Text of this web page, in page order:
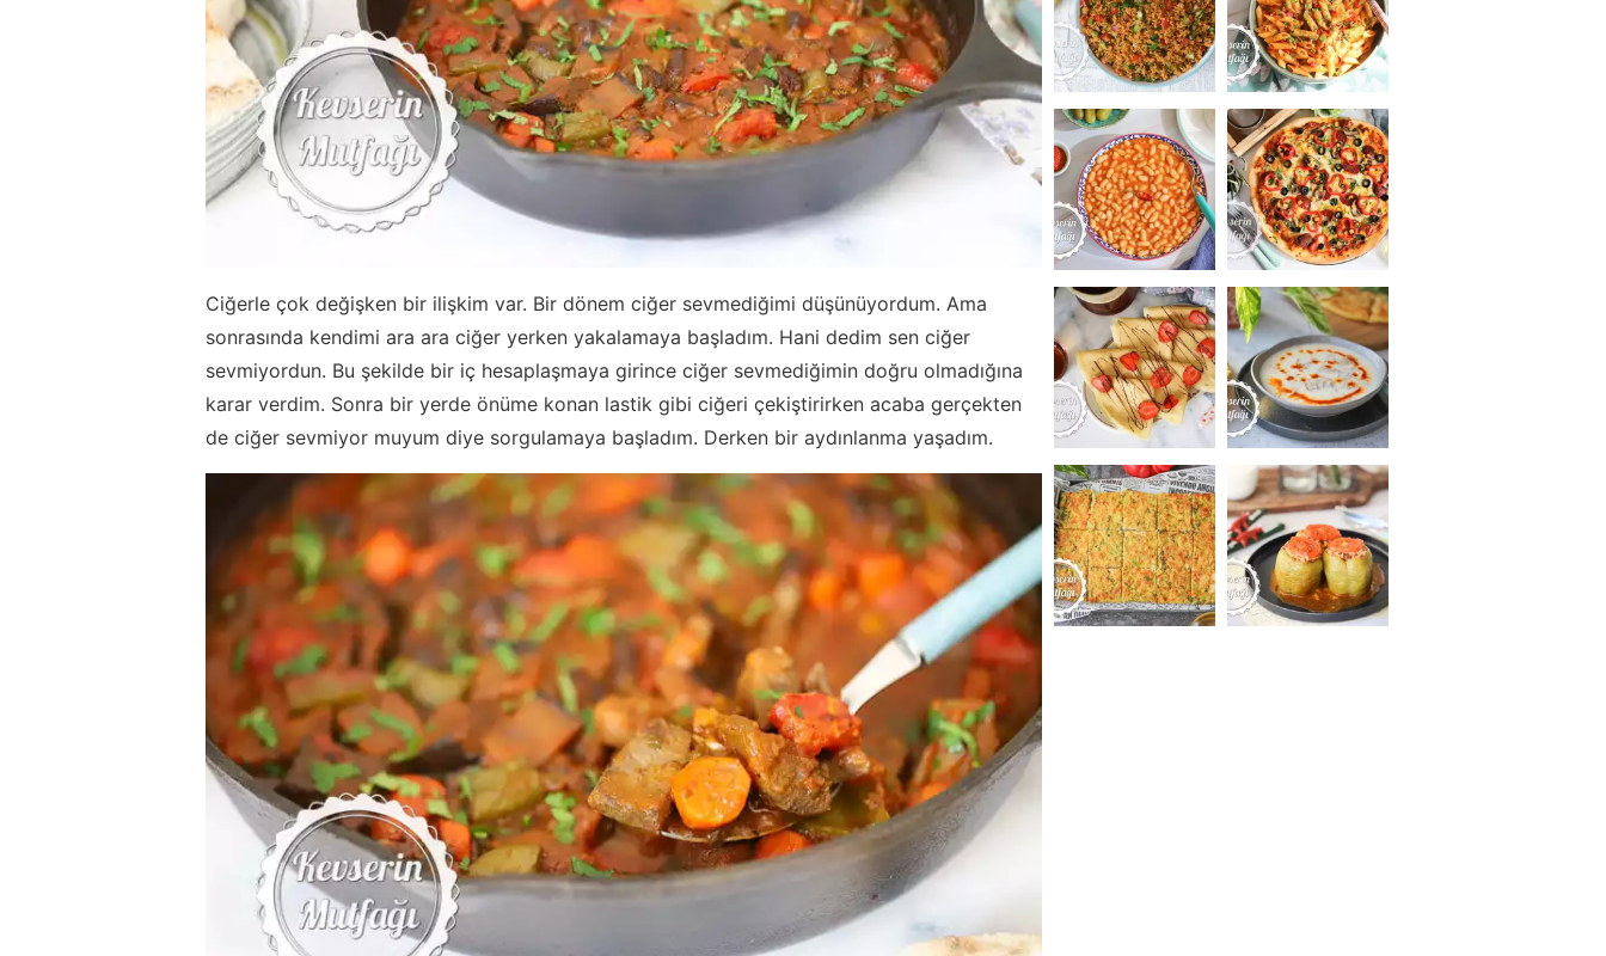
Ciğerle çok değişken bir ilişkim var. Bir dönem ciğer sevmediğimi düşünüyordum. Ama
sonrasında kendimi ara ara ciğer yerken yakalamaya başladım. Hani dedim sen ciğer
sevmiyordun. Bu şekilde bir iç hesaplaşmaya girince ciğer sevmediğimin doğru olmadığına
karar verdim. Sonra bir yerde önüme konan lastik gibi ciğeri çekiştirirken acaba gerçekten
de ciğer sevmiyor muyum diye sorgulamaya başladım. Derken bir aydınlanma yaşadım.